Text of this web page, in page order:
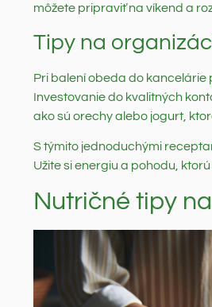
môžete pripraviť na víkend a
Tipy na
Pri balení obeda do kancelárie
Investovanie do kvalitných
ako sú orechy alebo jogurt,
S týmito jednoduchými
Užite si energiu a pohodu,
Nutričné tipy